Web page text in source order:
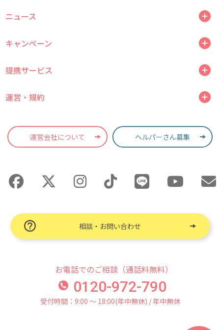
ニュース
キャンペーン
提携サービス
運営・規約
運営会社について ヘルパーさん募集
相談・お問い合わせ
お電話でのご相談（通話料無料）
0120-972-790
受付時間：9:00 〜 18:00(年中無休) / 年中無休